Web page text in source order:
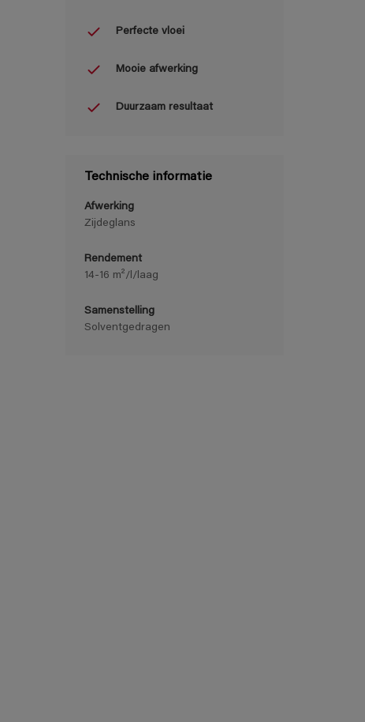
Perfecte vloei
Mooie afwerking
Duurzaam resultaat
Technische informatie
Afwerking
Zijdeglans
Rendement
14-16 m²/l/laag
Samenstelling
Solventgedragen